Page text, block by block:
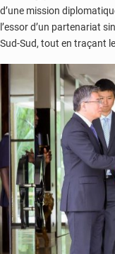
d’une mission
l’essor d’un partenariat
Sud-Sud, tout en traçant